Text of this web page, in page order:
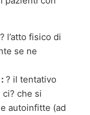
? l’atto fisico di
se ne
? il tentativo
che si
autoinfitte (ad